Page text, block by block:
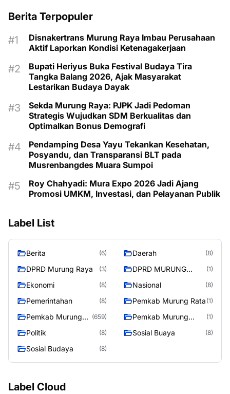
Berita Terpopuler
Disnakertrans Murung Raya Imbau Perusahaan
Aktif Laporkan Kondisi Ketenagakerjaan
Bupati Heriyus Buka Festival Budaya Tira
Tangka Balang 2026, Ajak Masyarakat
Lestarikan Budaya Dayak
Sekda Murung Raya: PJPK Jadi Pedoman
Strategis Wujudkan SDM Berkualitas dan
Optimalkan Bonus Demografi
Pendamping Desa Yayu Tekankan Kesehatan,
Posyandu, dan Transparansi BLT pada
Musrenbangdes Muara Sumpoi
Roy Chahyadi: Mura Expo 2026 Jadi Ajang
Promosi UMKM, Investasi, dan Pelayanan Publik
Label List
Berita (6) Daerah (8)
DPRD Murung Raya (3)
DPRD MURUNG
(1)
Ekonomi (8) Nasional (8)
Pemerintahan (8) Pemkab Murung Rata (1)
Pemkab Murung
(659)
Pemkab Murung
(1)
Politik (8) Sosial Buaya (8)
Sosial Budaya (8)
Label Cloud